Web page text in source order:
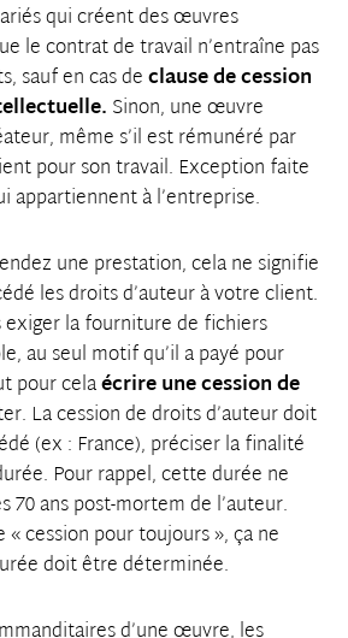
qui créent des œuvres
le contrat de travail n’entraîne pas
sauf en cas declause de cession
Sinon, une œuvre
même s’il est rémunéré par
pour son travail. Exception faite
appartiennent à l’entreprise.
une prestation, cela ne signifie
les droits d’auteur à votre client.
exiger la fourniture de fichiers
au seul motif qu’il a payé pour
pour celaécrire une cession de
La cession de droits d’auteur doit
(ex : France), préciser la finalité
Pour rappel, cette durée ne
70 ans post-mortem de l’auteur.
« cession pour toujours », ça ne
doit être déterminée.